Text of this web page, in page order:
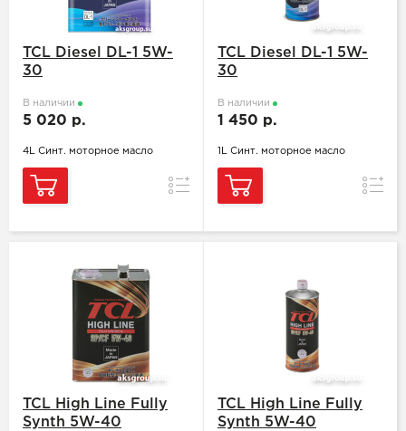
TCL Diesel DL-1 5W-
30
В наличии
5 020 р.
4L Синт. моторное масло
Сравнение
TCL Diesel DL-1 5W-
30
В наличии
1 450 р.
1L Синт. моторное масло
TCL High Line Fully
Synth 5W-40
TCL High Line Fully
Synth 5W-40